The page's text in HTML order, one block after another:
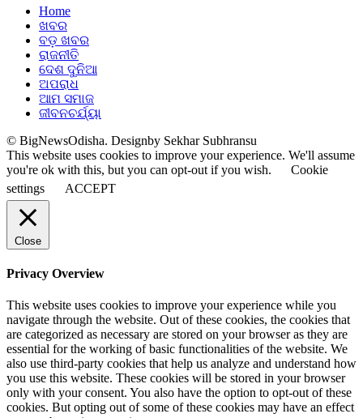
Home
ଖବର
ବଡ଼ ଖବର
ରାଜନୀତି
ଦେଶ ଦୁନିଆ
ଅପରାଧ
ଆମ ସମାଜ
ଜୀବନଚର୍ଯ୍ୟା
© BigNewsOdisha. Designby Sekhar Subhransu
This website uses cookies to improve your experience. We'll assume
you're ok with this, but you can opt-out if you wish.
Cookie
settings
ACCEPT
Close
Privacy Overview
This website uses cookies to improve your experience while you
navigate through the website. Out of these cookies, the cookies that
are categorized as necessary are stored on your browser as they are
essential for the working of basic functionalities of the website. We
also use third-party cookies that help us analyze and understand how
you use this website. These cookies will be stored in your browser
only with your consent. You also have the option to opt-out of these
cookies. But opting out of some of these cookies may have an effect